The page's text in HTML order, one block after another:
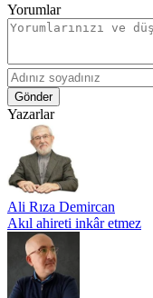
Yorumlar
Gönder
Yazarlar
Ali Rıza Demircan
Akıl ahireti inkâr etmez